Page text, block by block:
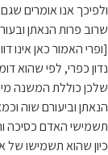
ולפיכך אנו אומרים
שרוב פרות הנאתן
[ופרי האמור כאן אינו
נדון כפרי, לפי שהוא
שלכן כוללת המשנה
הנאתן וביעורם שוה
תשמישי האדם כסיכה
כיון שהוא תשמישו של